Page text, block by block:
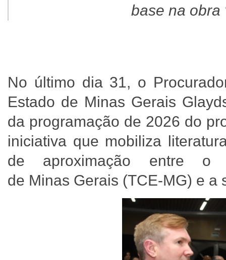
base na obra
No último dia 31, o
Estado de Minas Gerais
da programação de 2026 do
iniciativa que mobiliza
de aproximação entre o
de Minas Gerais (TCE-MG) e a